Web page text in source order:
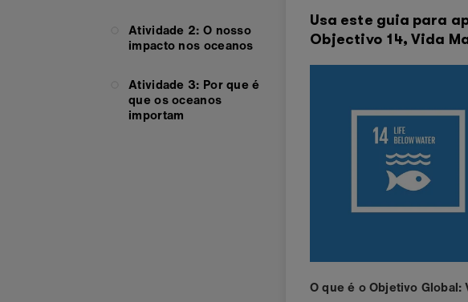
Atividade 2: O nosso
impacto nos oceanos
Atividade 3: Por que é
que os oceanos
importam
Usa este guia para
Objectivo 14, Vida
O que é o Objetivo Global: